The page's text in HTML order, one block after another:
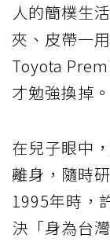
人的簡樸生
夾、皮帶一
Toyota
才勉強換掉。
在兒子眼中
離身，隨時
1995年時，
決「身為台